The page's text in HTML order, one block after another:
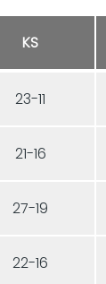
KS
23-11
21-16
27-19
22-16